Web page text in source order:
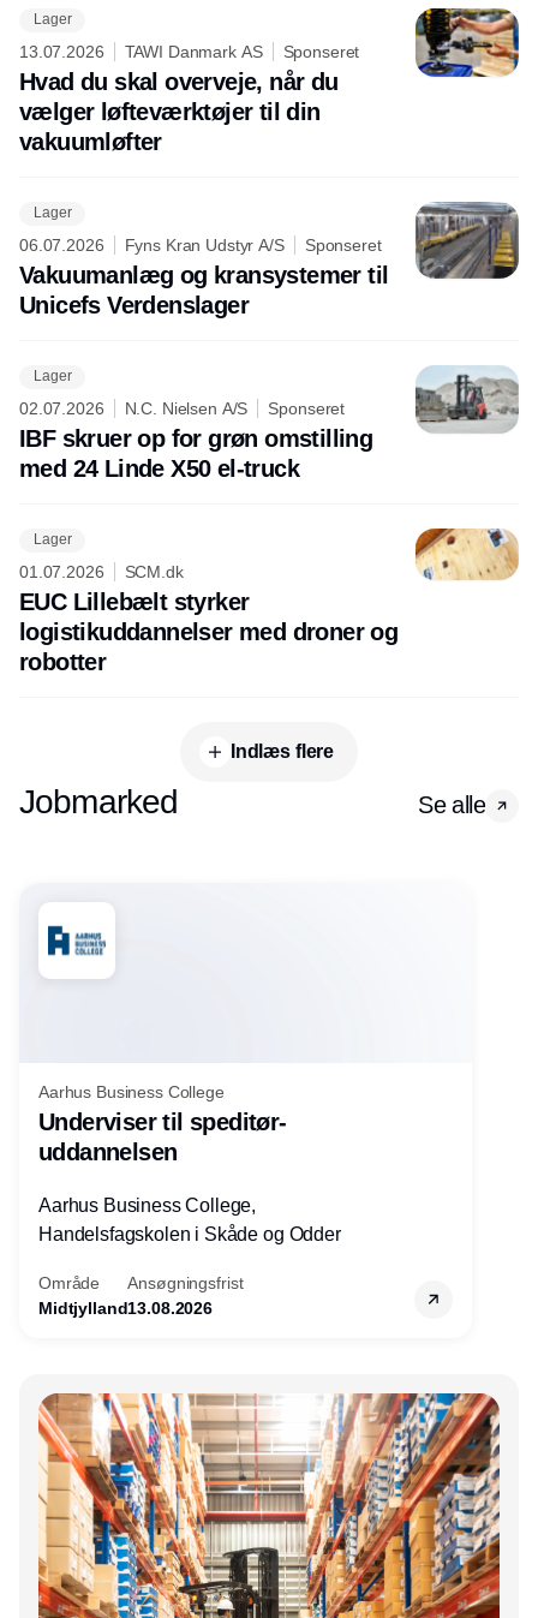
Lager
13.07.2026 TAWI Danmark AS Sponseret
Hvad du skal overveje, når du
vælger løfteværktøjer til din
vakuumløfter
Lager
06.07.2026 Fyns Kran Udstyr A/S Sponseret
Vakuumanlæg og kransystemer til
Unicefs Verdenslager
Lager
02.07.2026 N.C. Nielsen A/S Sponseret
IBF skruer op for grøn omstilling
med 24 Linde X50 el-truck
Lager
01.07.2026 SCM.dk
EUC Lillebælt styrker
logistikuddannelser med droner og
robotter
Indlæs flere
Jobmarked Se alle
Aarhus Business College
Underviser til speditør-
uddannelsen
Aarhus Business College,
Handelsfagskolen i Skåde og Odder
Område
Midtjylland
Ansøgningsfrist
13.08.2026
Annonce